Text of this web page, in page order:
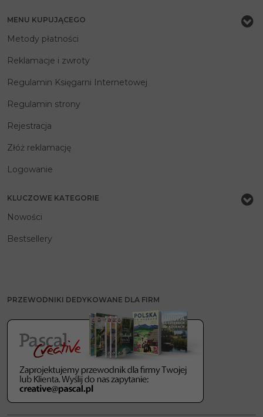
MENU KUPUJĄCEGO
Metody płatności
Reklamacje i zwroty
Regulamin Księgarni Internetowej
Regulamin strony
Rejestracja
Złóż reklamację
Logowanie
KLUCZOWE KATEGORIE
Nowości
Bestsellery
PRZEWODNIKI DEDYKOWANE DLA FIRM